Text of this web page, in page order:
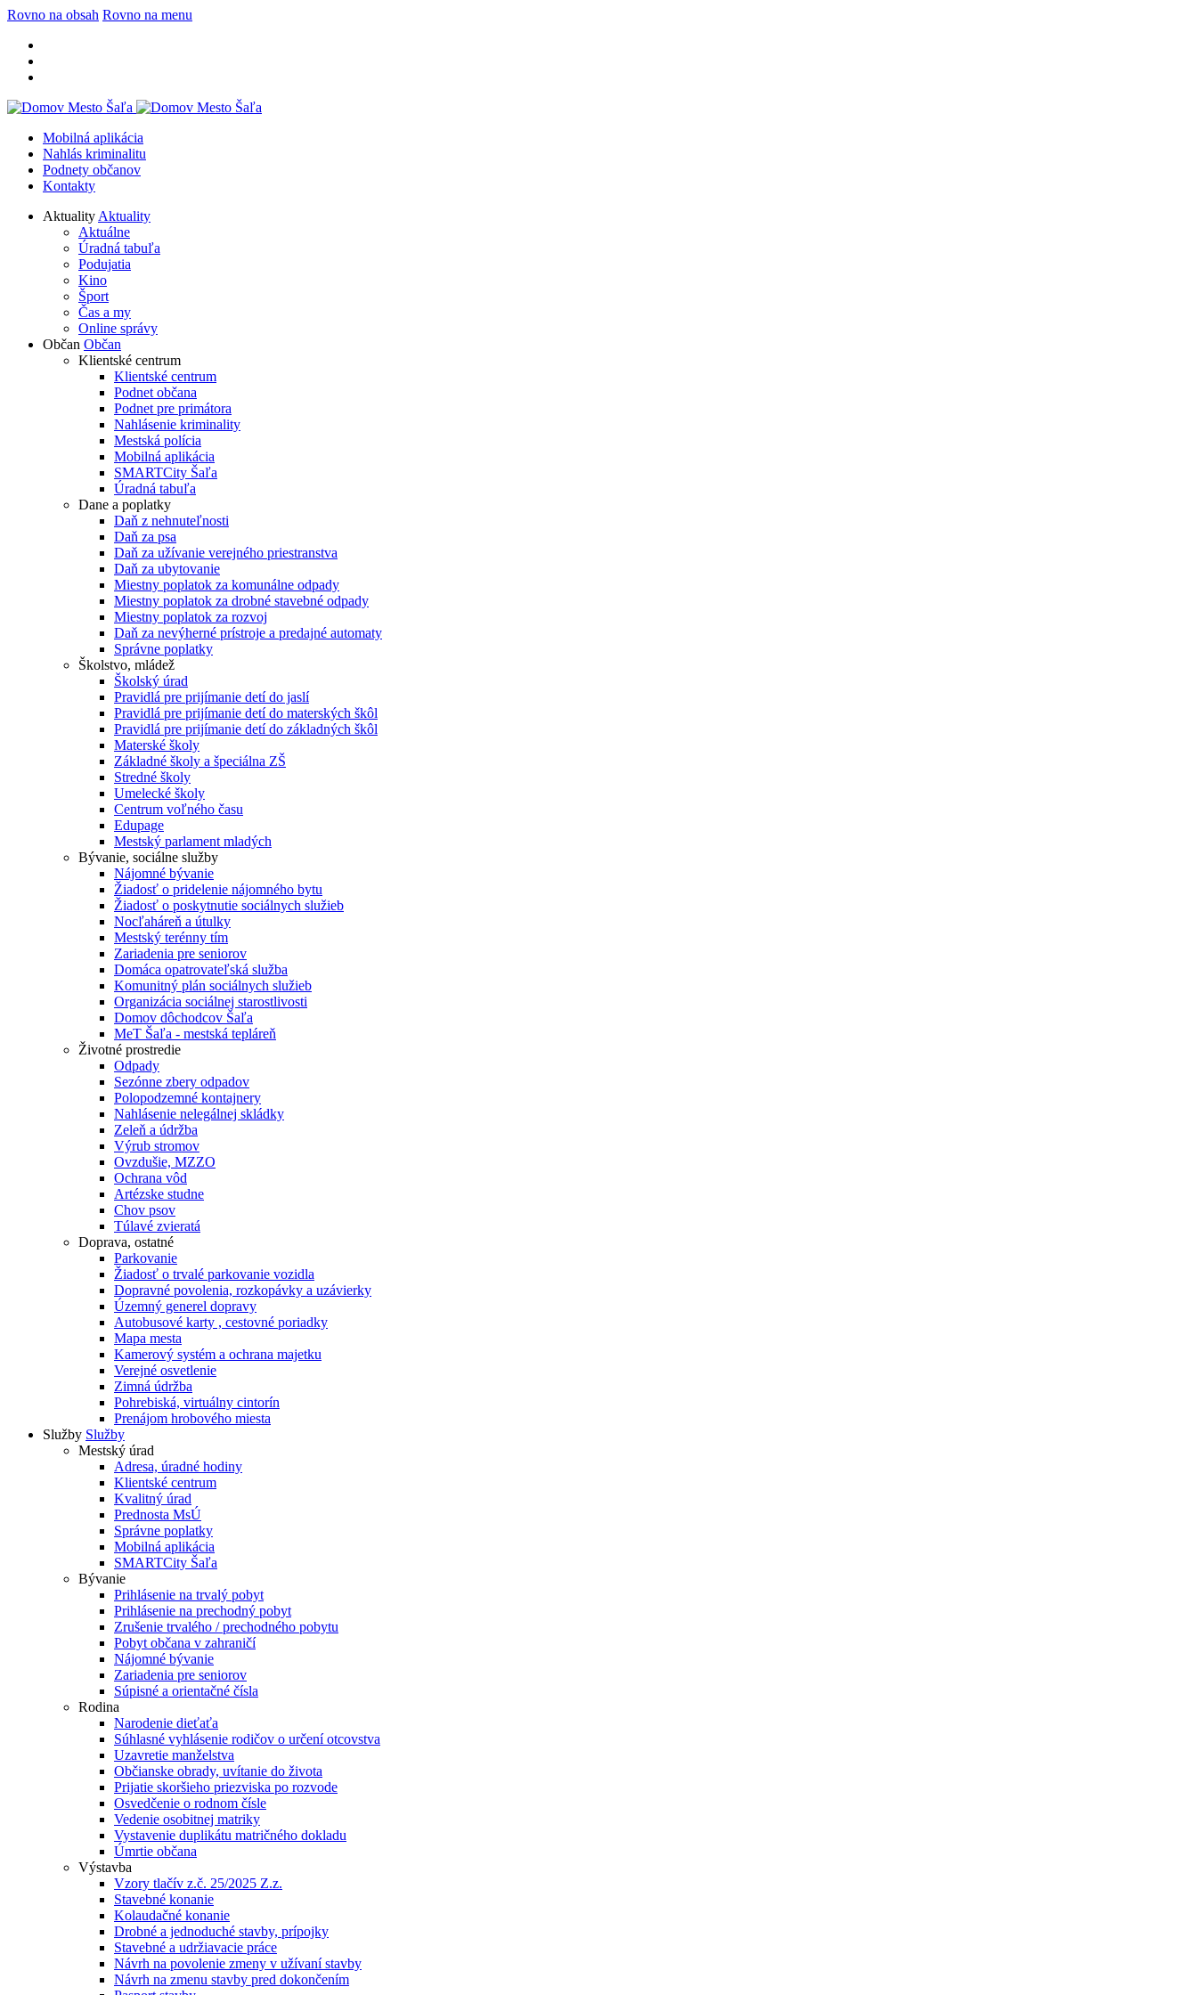
Rovno na obsah Rovno na menu
Mobilná aplikácia
Nahlás kriminalitu
Podnety občanov
Kontakty
Aktuality Aktuality
Aktuálne
Úradná tabuľa
Podujatia
Kino
Šport
Čas a my
Online správy
Občan Občan
Klientské centrum
Klientské centrum
Podnet občana
Podnet pre primátora
Nahlásenie kriminality
Mestská polícia
Mobilná aplikácia
SMARTCity Šaľa
Úradná tabuľa
Dane a poplatky
Daň z nehnuteľnosti
Daň za psa
Daň za užívanie verejného priestranstva
Daň za ubytovanie
Miestny poplatok za komunálne odpady
Miestny poplatok za drobné stavebné odpady
Miestny poplatok za rozvoj
Daň za nevýherné prístroje a predajné automaty
Správne poplatky
Školstvo, mládež
Školský úrad
Pravidlá pre prijímanie detí do jaslí
Pravidlá pre prijímanie detí do materských škôl
Pravidlá pre prijímanie detí do základných škôl
Materské školy
Základné školy a špeciálna ZŠ
Stredné školy
Umelecké školy
Centrum voľného času
Edupage
Mestský parlament mladých
Bývanie, sociálne služby
Nájomné bývanie
Žiadosť o pridelenie nájomného bytu
Žiadosť o poskytnutie sociálnych služieb
Nocľaháreň a útulky
Mestský terénny tím
Zariadenia pre seniorov
Domáca opatrovateľská služba
Komunitný plán sociálnych služieb
Organizácia sociálnej starostlivosti
Domov dôchodcov Šaľa
MeT Šaľa - mestská tepláreň
Životné prostredie
Odpady
Sezónne zbery odpadov
Polopodzemné kontajnery
Nahlásenie nelegálnej skládky
Zeleň a údržba
Výrub stromov
Ovzdušie, MZZO
Ochrana vôd
Artézske studne
Chov psov
Túlavé zvieratá
Doprava, ostatné
Parkovanie
Žiadosť o trvalé parkovanie vozidla
Dopravné povolenia, rozkopávky a uzávierky
Územný generel dopravy
Autobusové karty , cestovné poriadky
Mapa mesta
Kamerový systém a ochrana majetku
Verejné osvetlenie
Zimná údržba
Pohrebiská, virtuálny cintorín
Prenájom hrobového miesta
Služby Služby
Mestský úrad
Adresa, úradné hodiny
Klientské centrum
Kvalitný úrad
Prednosta MsÚ
Správne poplatky
Mobilná aplikácia
SMARTCity Šaľa
Bývanie
Prihlásenie na trvalý pobyt
Prihlásenie na prechodný pobyt
Zrušenie trvalého / prechodného pobytu
Pobyt občana v zahraničí
Nájomné bývanie
Zariadenia pre seniorov
Súpisné a orientačné čísla
Rodina
Narodenie dieťaťa
Súhlasné vyhlásenie rodičov o určení otcovstva
Uzavretie manželstva
Občianske obrady, uvítanie do života
Prijatie skoršieho priezviska po rozvode
Osvedčenie o rodnom čísle
Vedenie osobitnej matriky
Vystavenie duplikátu matričného dokladu
Úmrtie občana
Výstavba
Vzory tlačív z.č. 25/2025 Z.z.
Stavebné konanie
Kolaudačné konanie
Drobné a jednoduché stavby, prípojky
Stavebné a udržiavacie práce
Návrh na povolenie zmeny v užívaní stavby
Návrh na zmenu stavby pred dokončením